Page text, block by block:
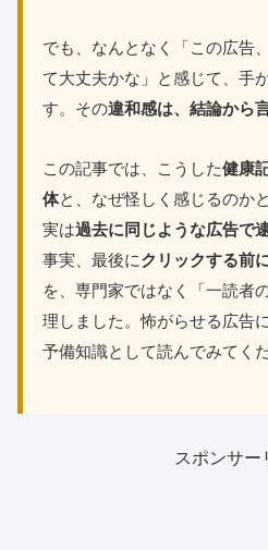
でも、なんとなく「この広告
て大丈夫かな」と感じて、手
す。その違和感は、結論から
この記事では、こうした健康
体と、なぜ怪しく感じるのか
実は過去に同じような広告で
事実、最後にクリックする前
を、専門家ではなく「一読者
理しました。怖がらせる広告
予備知識として読んでみてくだ
スポンサー